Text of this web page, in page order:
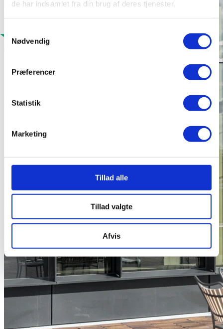
de har indsamlet fra din brug af deres tjenester.
Nødvendig
Præferencer
Statistik
Marketing
Tillad alle
Tillad valgte
Afvis